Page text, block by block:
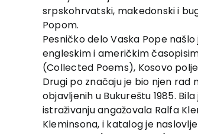
srpskohrvatski, makedonski i
Popom.
Pesničko delo Vaska Pope
engleskim i američkim
(Collected Poems), Kosovo
Drugi po značaju je bio njen rad
objavljenih u Bukureštu 1985.
istraživanju angažovala Ralfa
Kleminsona, i katalog je